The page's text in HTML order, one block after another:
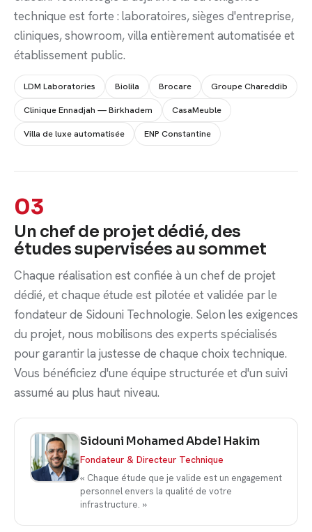
technique est forte : laboratoires, sièges d'entreprise,
cliniques, showroom, villa entièrement automatisée et
établissement public.
LDM Laboratories Biolila Brocare
Groupe Chareddib
Clinique Ennadjah — Birkhadem
CasaMeuble
Villa de luxe automatisée
ENP Constantine
03
Un chef de projet dédié, des
études supervisées au sommet
Chaque réalisation est confiée à un chef de projet
dédié, et chaque étude est pilotée et validée par le
fondateur de Sidouni Technologie. Selon les exigences
du projet, nous mobilisons des experts spécialisés
pour garantir la justesse de chaque choix technique.
Vous bénéficiez d'une équipe structurée et d'un suivi
assumé au plus haut niveau.
Sidouni Mohamed Abdel Hakim
Fondateur & Directeur Technique
« Chaque étude que je valide est un engagement
personnel envers la qualité de votre
infrastructure. »